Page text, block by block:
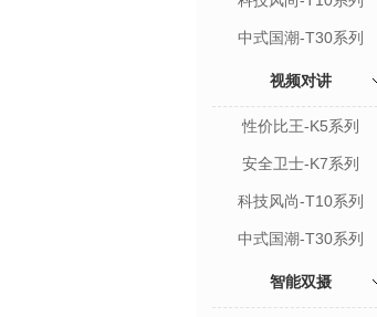
中式国潮-T30系列
视频对讲
性价比王-K5系列
安全卫士-K7系列
科技风尚-T10系列
中式国潮-T30系列
智能双摄